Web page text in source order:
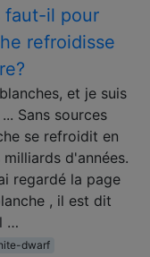
faut-il pour
refroidisse
et je suis
Sans sources
se refroidit en
d'années.
regardé la page
, il est dit
…
dwarf